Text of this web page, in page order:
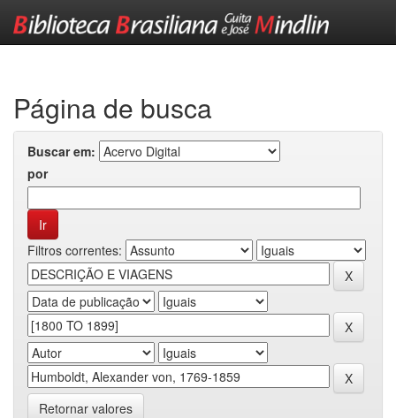
Página de busca
Buscar em:
por
Filtros correntes:
Retornar valores